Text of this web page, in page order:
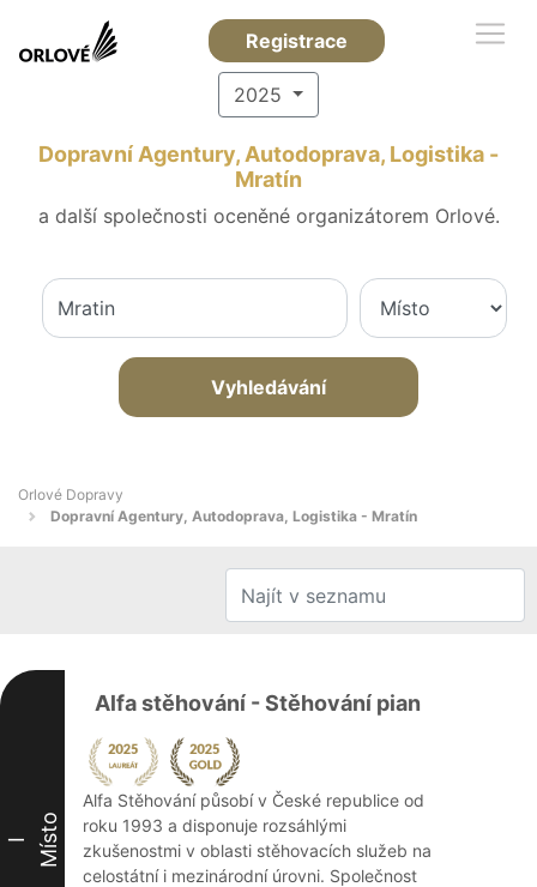
Registrace
2025
Dopravní Agentury, Autodoprava, Logistika -
Mratín
a další společnosti oceněné organizátorem Orlové.
Vyhledávání
Orlové Dopravy
Dopravní Agentury, Autodoprava, Logistika - Mratín
I Místo
Alfa stěhování - Stěhování pian
Alfa Stěhování působí v České republice od
roku 1993 a disponuje rozsáhlými
zkušenostmi v oblasti stěhovacích služeb na
celostátní i mezinárodní úrovni. Společnost